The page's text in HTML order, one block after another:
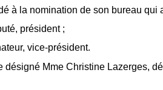
à la nomination de son bureau qui
président ;
vice-président.
désigné Mme Christine Lazerges,